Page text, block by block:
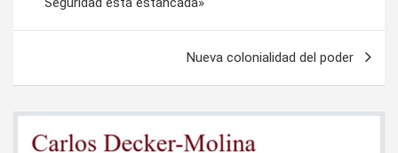
entradas
Nueva colonialidad del poder